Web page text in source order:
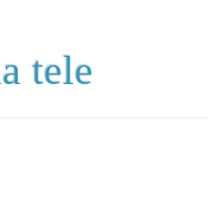
tele